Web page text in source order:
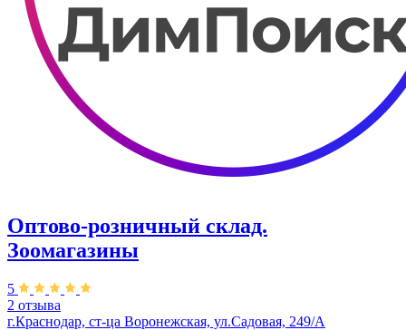
Оптово-розничный склад.
Зоомагазины
5
2 отзыва
г.Краснодар, ст-ца Воронежская, ул.Садовая, 249/А